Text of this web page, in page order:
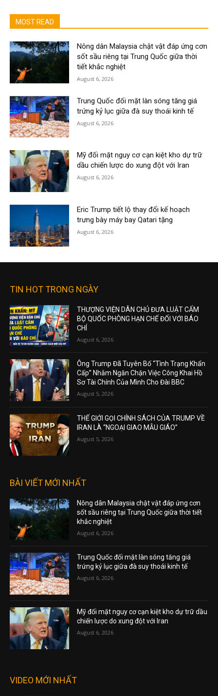
MOST READ
Nông dân Malaysia chật vật đáp ứng cơn
sốt sầu riêng tại Trung Quốc giữa thời
tiết khắc nghiệt
August 6, 2026
Trung Quốc đối mặt làn sóng tăng giá
trứng kỷ lục giữa đà suy thoái kinh tế
August 6, 2026
Mỹ đối mặt nguy cơ cạn kiệt kho dự trữ
dầu chiến lược do xung đột với Iran
August 6, 2026
Eric Trump tiết lộ thay đổi kế hoạch
trưng bày máy bay Qatari tặng
August 6, 2026
TIN HOT TRONG NGÀY
THƯỢNG VIỆN DÂN CHỦ ĐƯA LUẬT CẤM
BỘ QUỐC PHÒNG HẠN CHẾ ĐỐI VỚI BÁO
CHÍ
August 6, 2026
Ông Trump Đã Tuyên Bố “Tình Trạng Khẩn
Cấp” Nhằm Ngăn Chặn Việc Công Khai Hồ
Sơ Tài Chính Của Mình Cho Đài BBC
August 5, 2026
THẾ GIỚI GỌI CHÍNH SÁCH CỦA TRUMP VỀ
IRAN LÀ “NGOẠI GIAO MẪU GIÁO”
August 5, 2026
BÀI VIẾT MỚI NHẤT
Nông dân Malaysia chật vật đáp ứng cơn
sốt sầu riêng tại Trung Quốc giữa thời tiết
khắc nghiệt
August 6, 2026
Trung Quốc đối mặt làn sóng tăng giá
trứng kỷ lục giữa đà suy thoái kinh tế
August 6, 2026
Mỹ đối mặt nguy cơ cạn kiệt kho dự trữ dầu
chiến lược do xung đột với Iran
August 6, 2026
VIDEO MỚI NHẤT